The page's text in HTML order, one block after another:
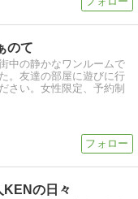
のて
中の静かなワンルームで
。友達の部屋に遊びに行
さい。女性限定、予約制
の日々